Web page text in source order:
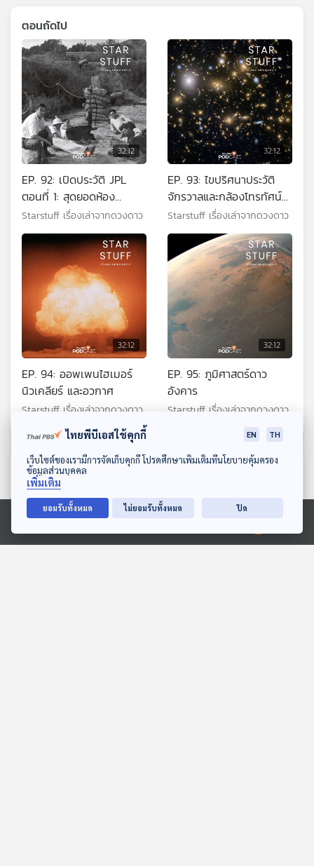
ดาวน์โหลด Thai PBS Podcast Application
Ⓒ 2020 องค์การกระจายเสียงและแพร่ภาพสาธารณะแห่งประเทศไทย
ตอนถัดไป
32:12
EP. 92: เปิดประวัติ JPL
ตอนที่ 1: สุดยอดห้อง
ทดลอง จากนักศึกษาที่แอบ
ทำจรวดจนหอพักระเบิด
Starstuff เรื่องเล่าจากดวงดาว
32:12
EP. 93: ไขปริศนาประวัติ
จักรวาลและกล้องโทรทัศน์
อวกาศยูคลิด
Starstuff เรื่องเล่าจากดวงดาว
32:12
EP. 94: ออพเพนไฮเมอร์
นิวเคลียร์ และอวกาศ
Starstuff เรื่องเล่าจากดวงดาว
32:12
EP. 95: ภูมิศาสตร์ดาว
อังคาร
Starstuff เรื่องเล่าจากดวงดาว
ตอนที่เกี่ยวข้อง
ไทยพีบีเอสใช้คุกกี้ EN TH
เว็บไซต์ของเรามีการจัดเก็บคุกกี้ โปรดศึกษาเพิ่มเติมที่นโยบายคุ้มครอง
ข้อมูลส่วนบุคคล
เพิ่มเติม
ยอมรับทั้งหมด ไม่ยอมรับทั้งหมด ปิด